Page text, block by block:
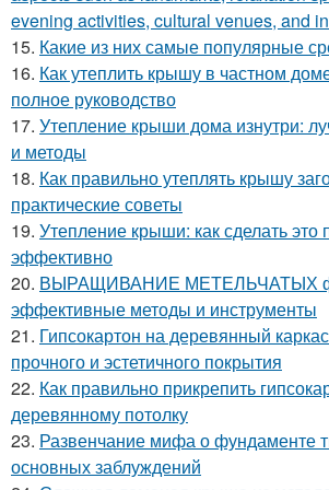
evening activities, cultural venues, and
15. Какие из них самые популярные
16. Как утеплить крышу в частном
полное руководство
17. Утепление крыши дома изнутри:
и методы
18. Как правильно утеплять крышу
практические советы
19. Утепление крыши: как сделать это
эффективно
20. ВЫРАЩИВАНИЕ МЕТЕЛЬЧАТЫХ
эффективные методы и инструменты
21. Гипсокартон на деревянный
прочного и эстетичного покрытия
22. Как правильно прикрепить
деревянному потолку
23. Развенчание мифа о фундаменте
основных заблуждений